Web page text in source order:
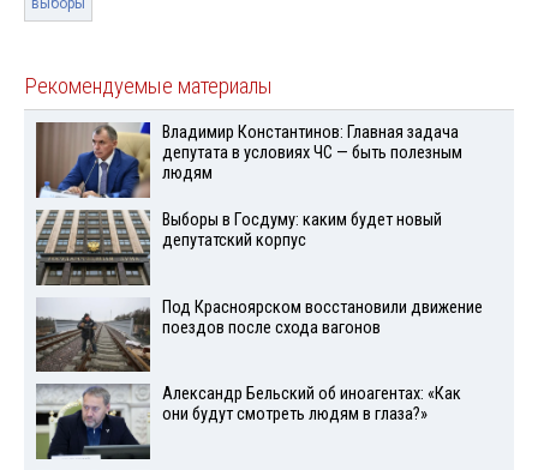
выборы
Рекомендуемые материалы
Владимир Константинов: Главная задача
депутата в условиях ЧС — быть полезным
людям
Выборы в Госдуму: каким будет новый
депутатский корпус
Под Красноярском восстановили движение
поездов после схода вагонов
Александр Бельский об иноагентах: «Как
они будут смотреть людям в глаза?»